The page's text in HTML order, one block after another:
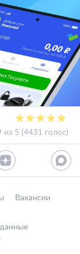
из 5 (4431 голос)
Вакансии